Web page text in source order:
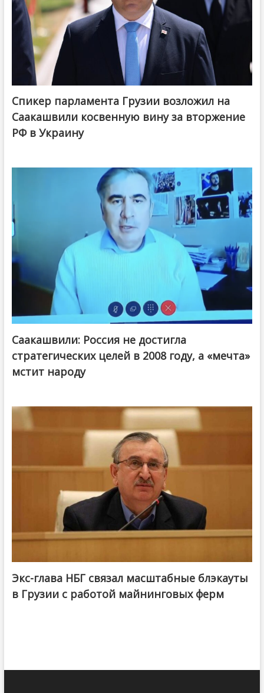
Спикер парламента Грузии возложил на
Саакашвили косвенную вину за вторжение
РФ в Украину
Саакашвили: Россия не достигла
стратегических целей в 2008 году, а «мечта»
мстит народу
Экс-глава НБГ связал масштабные блэкауты
в Грузии с работой майнинговых ферм